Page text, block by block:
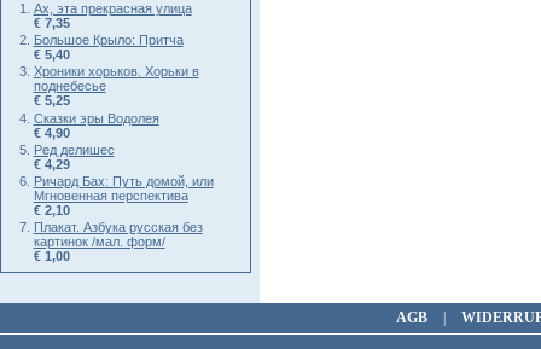
Ах, эта прекрасная улица
€ 7,35
Большое Крыло: Притча
€ 5,40
Хроники хорьков. Хорьки в
поднебесье
€ 5,25
Сказки эры Водолея
€ 4,90
Ред делишес
€ 4,29
Ричард Бах: Путь домой, или
Мгновенная перспектива
€ 2,10
Плакат. Азбука русская без
картинок /мал. форм/
€ 1,00
AGB